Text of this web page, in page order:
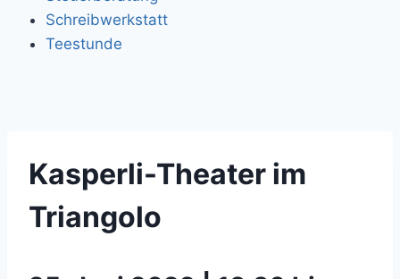
Schreibwerkstatt
Teestunde
Kasperli-Theater im
Triangolo